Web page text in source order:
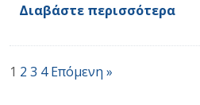
Διαβάστε περισσότερα
1 2 3 4 Επόμενη »